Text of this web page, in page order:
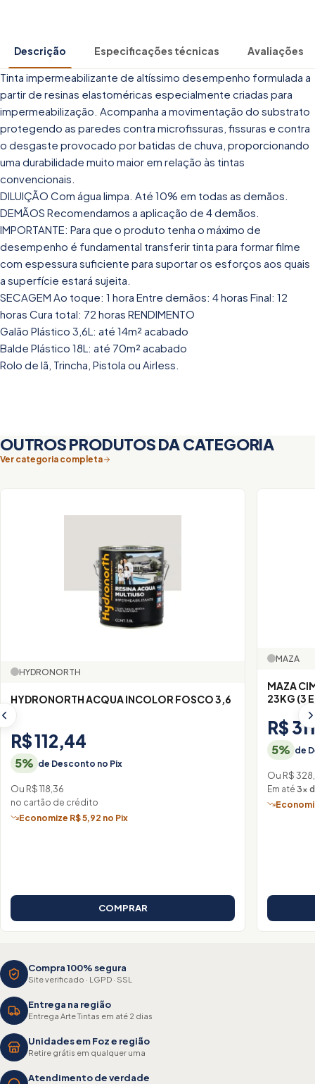
Descrição Especificações técnicas Avaliações
Tinta impermeabilizante de altíssimo desempenho formulada a
partir de resinas elastoméricas especialmente criadas para
impermeabilização. Acompanha a movimentação do substrato
protegendo as paredes contra microfissuras, fissuras e contra
o desgaste provocado por batidas de chuva, proporcionando
uma durabilidade muito maior em relação às tintas
convencionais.
DILUIÇÃO Com água limpa. Até 10% em todas as demãos.
DEMÃOS Recomendamos a aplicação de 4 demãos.
IMPORTANTE: Para que o produto tenha o máximo de
desempenho é fundamental transferir tinta para formar filme
com espessura suficiente para suportar os esforços aos quais
a superfície estará sujeita.
SECAGEM Ao toque: 1 hora Entre demãos: 4 horas Final: 12
horas Cura total: 72 horas RENDIMENTO
Galão Plástico 3,6L: até 14m² acabado
Balde Plástico 18L: até 70m² acabado
Rolo de lã, Trincha, Pistola ou Airless.
OUTROS PRODUTOS DA CATEGORIA
Ver categoria completa
HYDRONORTH
HYDRONORTH ACQUA INCOLOR FOSCO 3,6
R$ 112,44
5% de Desconto no Pix
Ou R$ 118,36
no cartão de crédito
Economize R$ 5,92 no Pix
COMPRAR
MAZA
MAZA
23KG (3
R$
5% de
Ou R$
Em até 3×
Compra 100% segura
Site verificado · LGPD · SSL
Entrega na região
Entrega Arte Tintas em até 2 dias
Unidades em Foz e região
Retire grátis em qualquer uma
Atendimento de verdade